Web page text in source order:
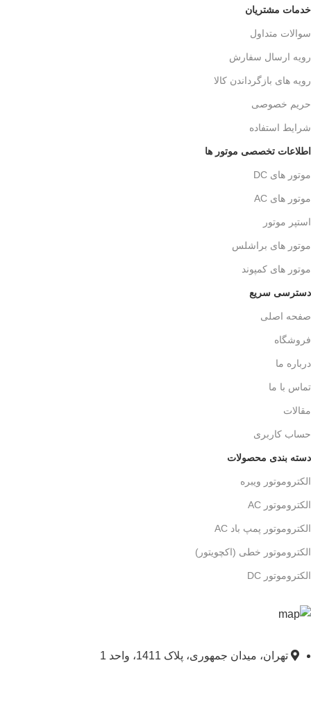
خدمات مشتریان
سوالات متداول
رویه ارسال سفارش
رویه های بازگرداندن کالا
حریم خصوصی
شرایط استفاده
اطلاعات تخصصی موتور ها
موتور های DC
موتور های AC
استپر موتور
موتور های براشلس
موتور های کمپوند
دسترسی سریع
صفحه اصلی
فروشگاه
درباره ما
تماس با ما
مقالات
حساب کاربری
دسته بندی محصولات
الکتروموتور ویبره
الکتروموتور AC
الکتروموتور پمپ باد AC
الکتروموتور خطی (اکچویتور)
الکتروموتور DC
تهران، میدان جمهوری، پلاک 1411، واحد 1